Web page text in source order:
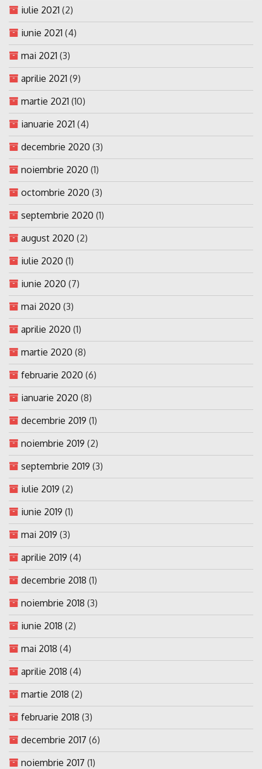
iulie 2021 (2)
iunie 2021 (4)
mai 2021 (3)
aprilie 2021 (9)
martie 2021 (10)
ianuarie 2021 (4)
decembrie 2020 (3)
noiembrie 2020 (1)
octombrie 2020 (3)
septembrie 2020 (1)
august 2020 (2)
iulie 2020 (1)
iunie 2020 (7)
mai 2020 (3)
aprilie 2020 (1)
martie 2020 (8)
februarie 2020 (6)
ianuarie 2020 (8)
decembrie 2019 (1)
noiembrie 2019 (2)
septembrie 2019 (3)
iulie 2019 (2)
iunie 2019 (1)
mai 2019 (3)
aprilie 2019 (4)
decembrie 2018 (1)
noiembrie 2018 (3)
iunie 2018 (2)
mai 2018 (4)
aprilie 2018 (4)
martie 2018 (2)
februarie 2018 (3)
decembrie 2017 (6)
noiembrie 2017 (1)